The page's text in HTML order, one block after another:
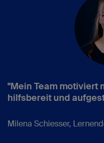
"Mein Team motiviert
hilfsbereit und
Milena Schiesser,